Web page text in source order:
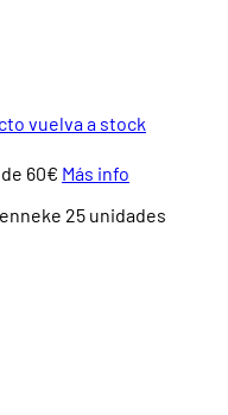
vuelva a stock
60€ Más info
25 unidades